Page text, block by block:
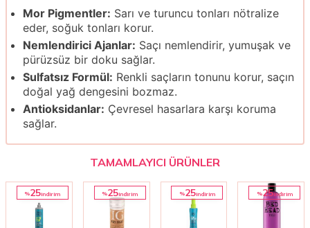
Mor Pigmentler: Sarı ve turuncu tonları nötralize
eder, soğuk tonları korur.
Nemlendirici Ajanlar: Saçı nemlendirir, yumuşak ve
pürüzsüz bir doku sağlar.
Sulfatsız Formül: Renkli saçların tonunu korur, saçın
doğal yağ dengesini bozmaz.
Antioksidanlar: Çevresel hasarlara karşı koruma
sağlar.
TAMAMLAYICI ÜRÜNLER
%25i̇ndirim %25i̇ndirim %25i̇ndirim %25i̇ndirim